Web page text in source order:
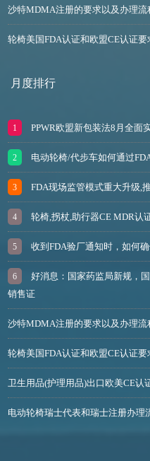
沙特MDMA注册的要求以及办理流
轮椅美国FDA认证和欧盟CE认证要
月度排行
PPWR欧盟新包装法8月全面
电动轮椅/代步车如何通过
FDA现场监管模式重大升级,
轮椅,拐杖,助行器CE MDR认
收到FDA验厂通知时，如何
好消息：国家药监局新规，
销售证
沙特MDMA注册的要求以及办理流
轮椅美国FDA认证和欧盟CE认证要
卫生用品(护理用品)出口欧美CE认
电动轮椅瑞士代表和瑞士注册办理